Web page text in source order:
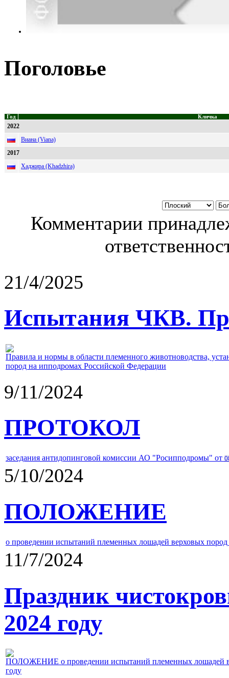
Поголовье
Год Кличка
2022
Виана (Viana)
2017
Хаджира (Khadzhira)
Комментарии
21/4/2025
Испытания ЧКВ.
Правила и нормы в области племенного животноводства,
пород на ипподромах Российской Федерации
9/11/2024
ПРОТОКОЛ
заседания антидопинговой комиссии АО "Росипподромы" от
5/10/2024
ПОЛОЖЕНИЕ
о проведении испытаний племенных лошадей верховых
11/7/2024
Праздник
2024 году
ПОЛОЖЕНИЕ о проведении испытаний племенных лошадей
году